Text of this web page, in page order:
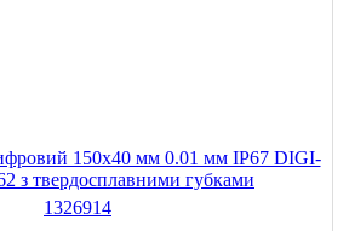
150х40 мм 0.01 мм IP67 DIGI-
з твердосплавними губками
1326914